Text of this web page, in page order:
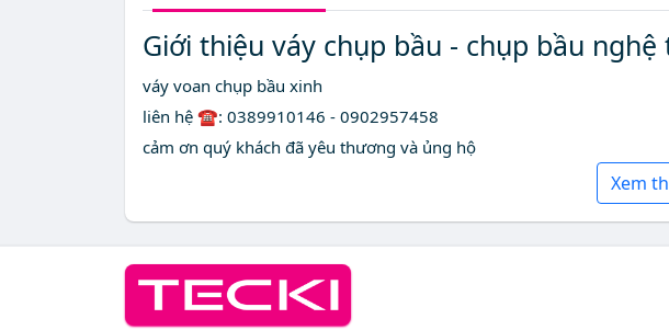
Giới thiệu váy chụp bầu - chụp bầu nghệ
váy voan chụp bầu xinh
liên hệ ☎: 0389910146 - 0902957458
cảm ơn quý khách đã yêu thương và ủng hộ
Xem